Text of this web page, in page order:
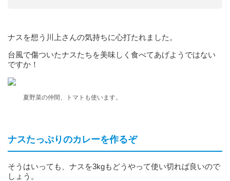
ナスを想う川上さんの気持ちに心打たれました。
台風で傷ついたナスたちを美味しく食べてあげようではない
ですか！
夏野菜の仲間、トマトも使います。
ナスたっぷりのカレーを作るぞ
そうはいっても、ナスを3kgもどうやって使い切れば良いので
しょう。